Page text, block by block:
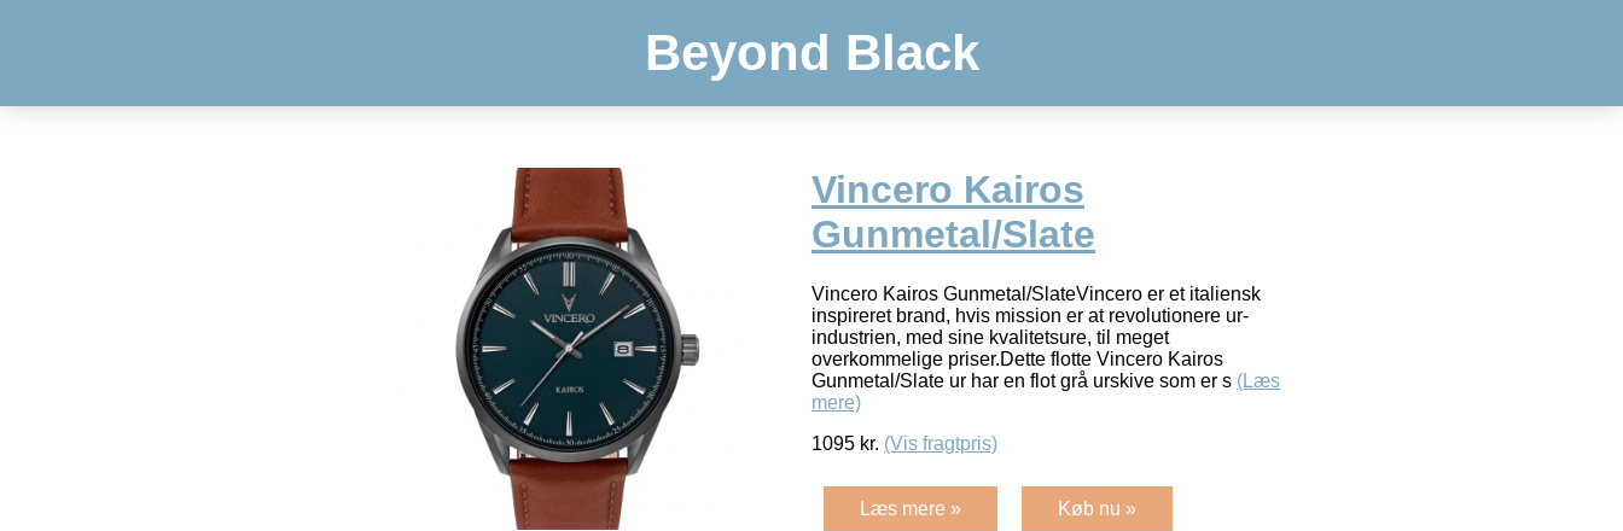
Beyond Black
Vincero Kairos
Gunmetal/Slate
Vincero Kairos Gunmetal/SlateVincero er et italiensk
inspireret brand, hvis mission er at revolutionere ur-
industrien, med sine kvalitetsure, til meget
overkommelige priser.Dette flotte Vincero Kairos
Gunmetal/Slate ur har en flot grå urskive som er s (Læs
mere)
1095 kr. (Vis fragtpris)
Læs mere » Køb nu »